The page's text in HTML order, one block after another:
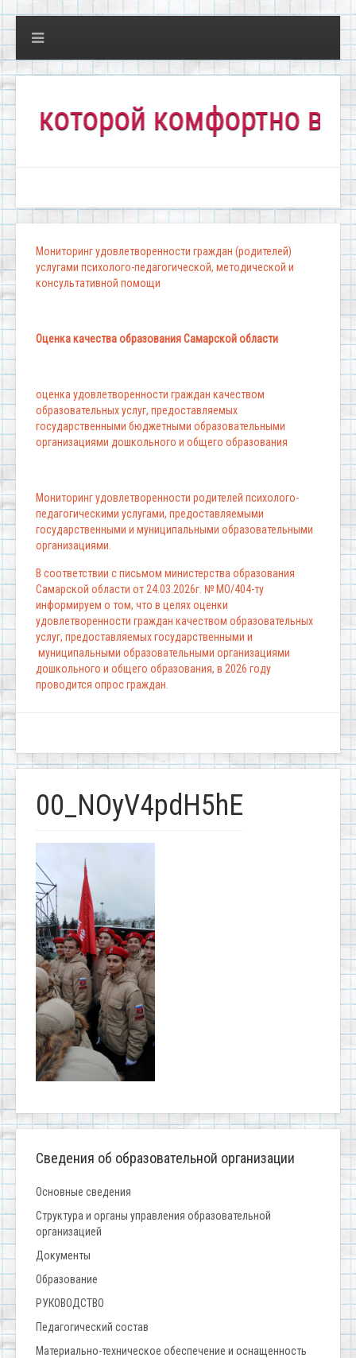
комфортно всем!"
Мониторинг удовлетворенности граждан (родителей)
услугами психолого-педагогической, методической и
консультативной помощи
Оценка качества образования Самарской области
оценка удовлетворенности граждан качеством
образовательных услуг, предоставляемых
государственными бюджетными образовательными
организациями дошкольного и общего образования
Мониторинг удовлетворенности родителей психолого-
педагогическими услугами, предоставляемыми
государственными и муниципальными образовательными
организациями.
В соответствии с письмом министерства образования
Самарской области от 24.03.2026г. № МО/404-ту
информируем о том, что в целях оценки
удовлетворенности граждан качеством образовательных
услуг, предоставляемых государственными и
муниципальными образовательными организациями
дошкольного и общего образования, в 2026 году
проводится опрос граждан.
00_NOyV4pdH5hE
Сведения об образовательной организации
Основные сведения
Структура и органы управления образовательной
организацией
Документы
Образование
РУКОВОДСТВО
Педагогический состав
Материально-техническое обеспечение и оснащенность